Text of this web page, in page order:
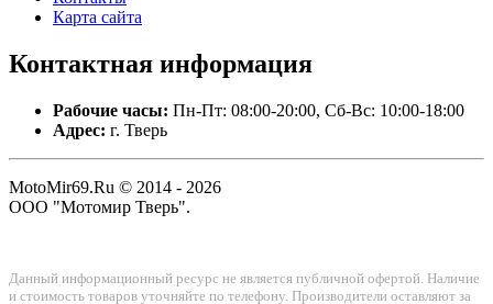
Карта сайта
Контактная информация
Рабочие часы: Пн-Пт: 08:00-20:00, Сб-Вс: 10:00-18:00
Адрес: г. Тверь
MotoMir69.Ru © 2014 - 2026
ООО "Мотомир Тверь".
Данный информационный ресурс не является публичной офертой. Наличие
и стоимость товаров уточняйте по телефону. Производители оставляют за